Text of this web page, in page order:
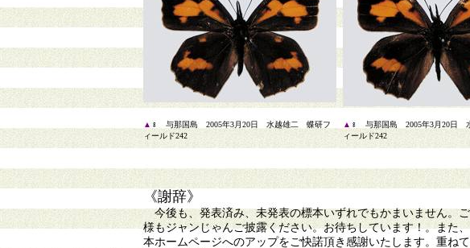
▲ ♀ 与那国島 2005年3月20日 水越雄二 蝶研フ
ィールド242
▲ ♀ 与那国島 2005年3月20日
ィールド242
《謝辞》
今後も、発表済み、未発表の標本いずれでもかまいません。
様もジャンじゃんご披露ください。お待ちしています！。また
本ホームページへのアップをご快諾頂き感謝いたします。重ね